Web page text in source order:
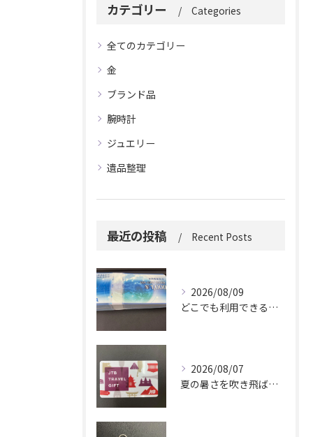
カテゴリー Categories
全てのカテゴリー
金
ブランド品
腕時計
ジュエリー
遺品整理
最近の投稿 Recent Posts
2026/08/09
どこでも利用できる便利さ。
2026/08/07
夏の暑さを吹き飛ばしに来てください。